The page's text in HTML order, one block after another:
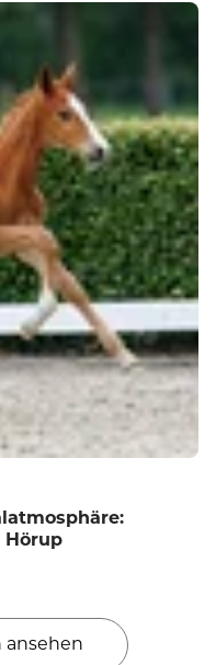
Hörup
ansehen